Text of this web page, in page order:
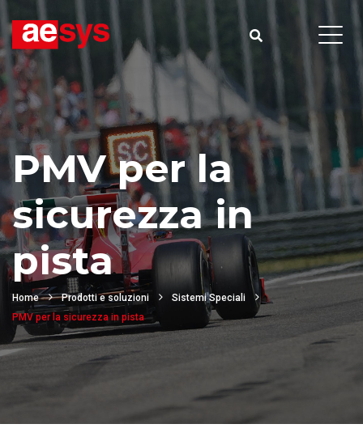
PMV per la
sicurezza in
pista
Home Prodotti e soluzioni
Sistemi Speciali
PMV per la sicurezza in pista